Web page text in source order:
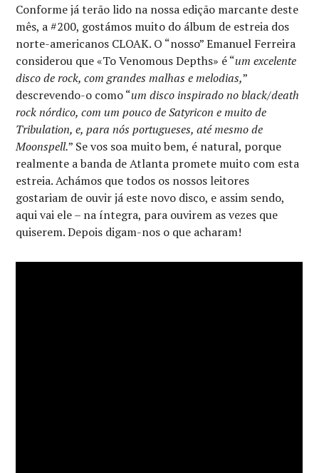
Conforme já terão lido na nossa edição marcante deste
mês, a #200, gostámos muito do álbum de estreia dos
norte-americanos CLOAK. O “nosso” Emanuel Ferreira
considerou que «To Venomous Depths» é “um excelente
disco de rock, com grandes malhas e melodias,”
descrevendo-o como “um disco inspirado no black/death
rock nórdico, com um pouco de Satyricon e muito de
Tribulation, e, para nós portugueses, até mesmo de
Moonspell.” Se vos soa muito bem, é natural, porque
realmente a banda de Atlanta promete muito com esta
estreia. Achámos que todos os nossos leitores
gostariam de ouvir já este novo disco, e assim sendo,
aqui vai ele – na íntegra, para ouvirem as vezes que
quiserem. Depois digam-nos o que acharam!